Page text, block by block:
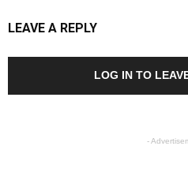
LEAVE A REPLY
LOG IN TO
-